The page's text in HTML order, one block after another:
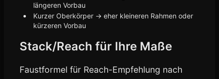
längeren Vorbau
Kurzer Oberkörper → eher kleineren Rahmen oder
kürzeren Vorbau
Stack/Reach für Ihre Maße
Faustformel für Reach-Empfehlung nach